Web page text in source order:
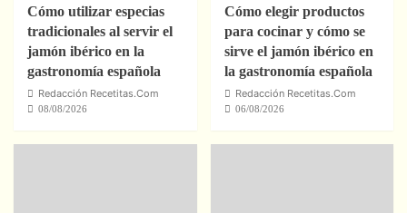
Cómo utilizar especias
tradicionales al servir el
jamón ibérico en la
gastronomía española
Redacción Recetitas.Com
08/08/2026
Cómo elegir productos
para cocinar y cómo se
sirve el jamón ibérico en
la gastronomía española
Redacción Recetitas.Com
06/08/2026